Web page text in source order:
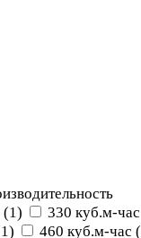
(1) 330 куб.м-час
1) 460 куб.м-час (